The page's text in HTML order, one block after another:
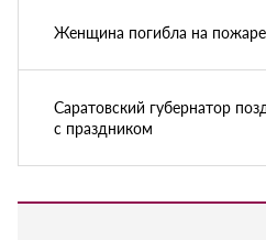
Женщина погибла на пожаре
Саратовский губернатор
с праздником